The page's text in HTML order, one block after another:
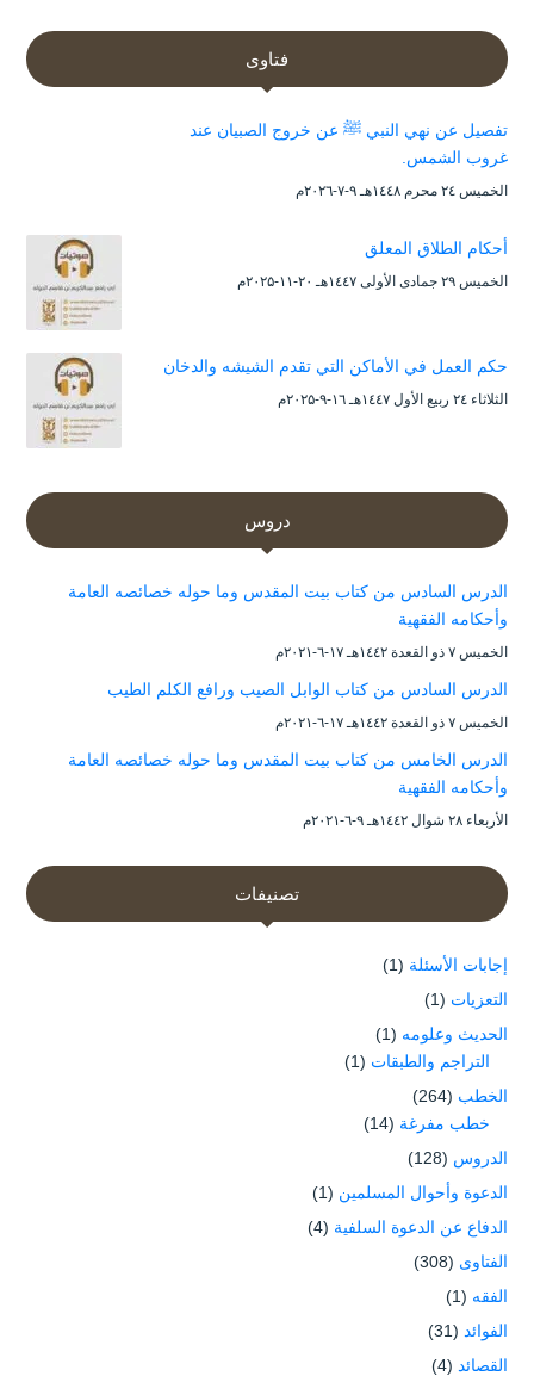
فتاوى
تفصيل عن نهي النبي ﷺ عن خروج الصبيان عند
غروب الشمس.
الخميس ۲٤ محرم ۱٤٤۸هـ ۹-۷-۲۰۲٦م
أحكام الطلاق المعلق
الخميس ۲۹ جمادى الأولى ۱٤٤۷هـ ۲۰-۱۱-۲۰۲۵م
حكم العمل في الأماكن التي تقدم الشيشه والدخان
الثلاثاء ۲٤ ربيع الأول ۱٤٤۷هـ ۱٦-۹-۲۰۲۵م
دروس
الدرس السادس من كتاب بيت المقدس وما حوله خصائصه العامة
وأحكامه الفقهية
الخميس ۷ ذو القعدة ۱٤٤۲هـ ۱۷-٦-۲۰۲۱م
الدرس السادس من كتاب الوابل الصيب ورافع الكلم الطيب
الخميس ۷ ذو القعدة ۱٤٤۲هـ ۱۷-٦-۲۰۲۱م
الدرس الخامس من كتاب بيت المقدس وما حوله خصائصه العامة
وأحكامه الفقهية
الأربعاء ۲۸ شوال ۱٤٤۲هـ ۹-٦-۲۰۲۱م
تصنيفات
إجابات الأسئلة (1)
التعزيات (1)
الحديث وعلومه (1)
التراجم والطبقات (1)
الخطب (264)
خطب مفرغة (14)
الدروس (128)
الدعوة وأحوال المسلمين (1)
الدفاع عن الدعوة السلفية (4)
الفتاوى (308)
الفقه (1)
الفوائد (31)
القصائد (4)